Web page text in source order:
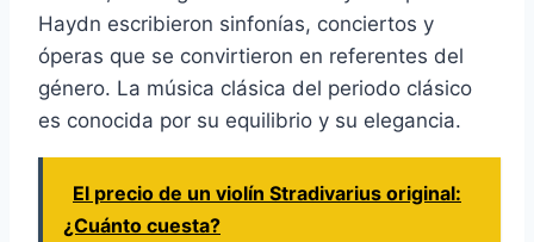
Haydn escribieron sinfonías, conciertos y
óperas que se convirtieron en referentes del
género. La música clásica del periodo clásico
es conocida por su equilibrio y su elegancia.
El precio de un violín Stradivarius original:
¿Cuánto cuesta?